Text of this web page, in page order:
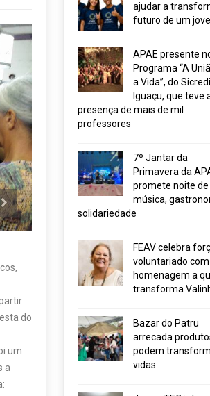
do
um
a
ajudar a
futuro de um
APAE presente
Programa “A
a Vida”, do Sicredi
Iguaçu, que teve
presença de mais de mil
professores
7º Jantar da
Primavera da
promete noite de
música,
solidariedade
FEAV celebra
voluntariado com
homenagem a
transforma
Bazar do Patru
arrecada
podem
vidas